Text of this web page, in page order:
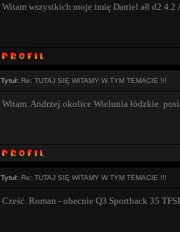
Witam wszystkich moje imię Daniel a8 d2 4.2
Tytuł: Re: TUTAJ SIĘ WITAMY W TYM TEMACIE !!!
Witam. Andrzej okolice Wielunia łódzkie.
Tytuł: Re: TUTAJ SIĘ WITAMY W TYM TEMACIE !!!
Cześć. Roman - obecnie Q3 Sportback 35